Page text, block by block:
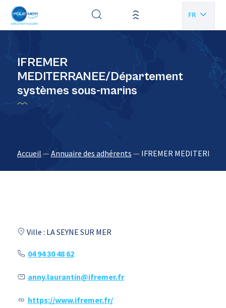
FR
EN
IFREMER
MEDITERRANEE/Département
systèmes sous-marins
Accueil—Annuaire des adhérents — IFREMER
Ville : LA SEYNE SUR MER
04 94 30 48 62
anny.laurantin@ifremer.fr
https://www.ifremer.fr/
Panneau de gestion des cookies